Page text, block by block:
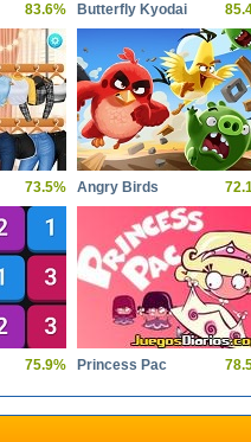
83.6% Butterfly Kyodai
73.5% Angry Birds
75.9% Princess Pac